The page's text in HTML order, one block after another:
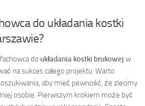
do układania kostki
do układania kostki brukowej w
na sukces całego projektu. Warto
aby mieć pewność, że zlecimy
osobie. Pierwszym krokiem może być